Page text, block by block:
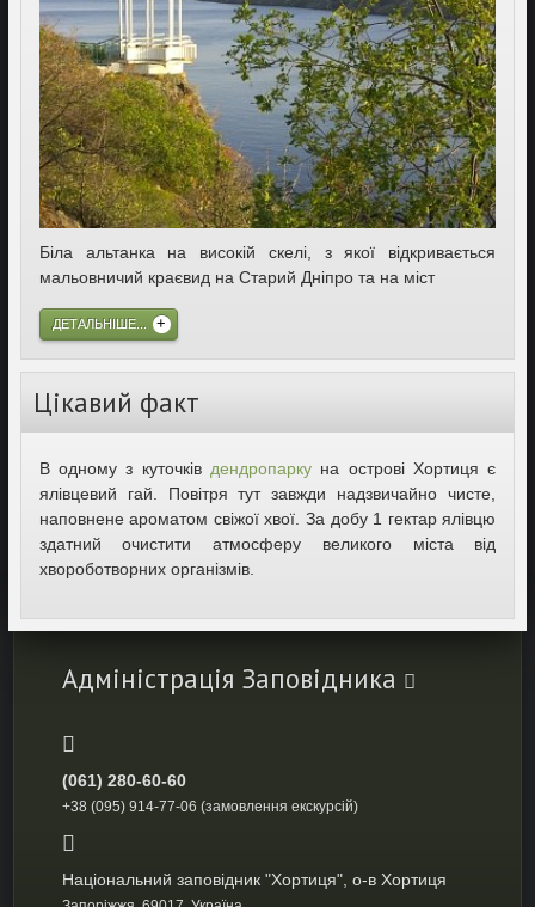
Біла альтанка на високій скелі, з якої відкривається
мальовничий краєвид на Старий Дніпро та на міст
ДЕТАЛЬНІШЕ...
Цікавий факт
В одному з куточків дендропарку на острові Хортиця є
ялівцевий гай. Повітря тут завжди надзвичайно чисте,
наповнене ароматом свіжої хвої. За добу 1 гектар ялівцю
здатний очистити атмосферу великого міста від
хвороботворних організмів.
Адміністрація Заповідника
(061) 280-60-60
+38 (095) 914-77-06 (замовлення екскурсій)
Національний заповідник "Хортиця", о-в Хортиця